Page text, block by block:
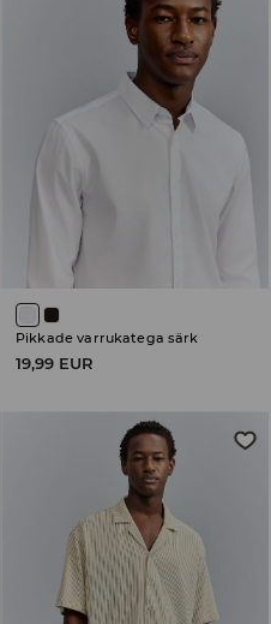
Pikkade varrukatega särk
19,99 EUR